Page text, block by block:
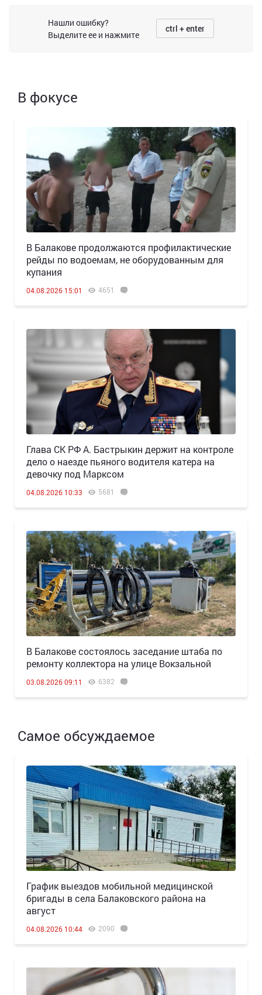
Нашли ошибку?
Выделите ее и нажмите
ctrl + enter
В фокусе
В Балакове продолжаются профилактические
рейды по водоемам, не оборудованным для
купания
04.08.2026 15:01 4651
Глава СК РФ А. Бастрыкин держит на контроле
дело о наезде пьяного водителя катера на
девочку под Марксом
04.08.2026 10:33 5681
В Балакове состоялось заседание штаба по
ремонту коллектора на улице Вокзальной
03.08.2026 09:11 6382
Самое обсуждаемое
График выездов мобильной медицинской
бригады в села Балаковского района на
август
04.08.2026 10:44 2090